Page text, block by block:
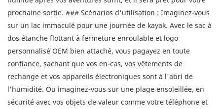
prochaine sortie. ### Scénarios d'utilisation : Imaginez-vous
sur un lac immaculé pour une journée de kayak. Avec le sac à
dos étanche flottant à fermeture enroulable et logo
personnalisé OEM bien attaché, vous pagayez en toute
confiance, sachant que vos en-cas, vos vêtements de
rechange et vos appareils électroniques sont à l'abri de
l'humidité. Ou imaginez-vous sur une plage ensoleillée, en
sécurité avec vos objets de valeur comme votre téléphone et